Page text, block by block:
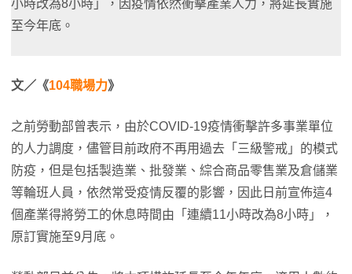
小時改為8小時」，因疫情依然衝擊產業人力，將延長實施
至今年底。
文／《104職場力》
之前勞動部曾表示，由於COVID-19疫情衝擊許多事業單位
的人力調度，儘管目前政府不再用過去「三級警戒」的模式
防疫，但是包括製造業、批發業、綜合商品零售業及倉儲業
等輪班人員，依然常受疫情反覆的影響，因此日前宣佈這4
個產業得將勞工的休息時間由「連續11小時改為8小時」，
原訂實施至9月底。